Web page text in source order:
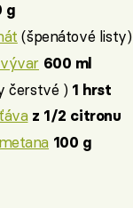
g
(špenátové listy)
600 ml
čerstvé ) 1 hrst
z 1/2 citronu
100 g